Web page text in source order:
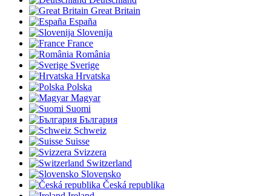
Great Britain
España
Slovenija
France
România
Sverige
Hrvatska
Polska
Magyar
Suomi
България
Schweiz
Suisse
Svizzera
Switzerland
Slovensko
Česká republika